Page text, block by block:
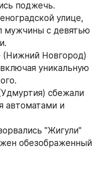
поджечь.
улице,
мужчины с девятью
Новгород)
уникальную
сбежали
автоматами и
"Жигули"
обезображенный